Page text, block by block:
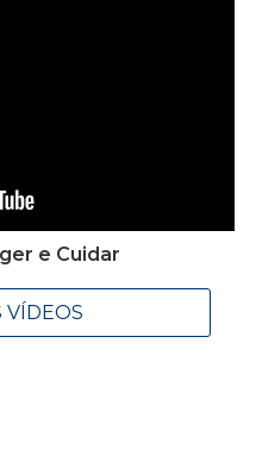
e Cuidar
VÍDEOS